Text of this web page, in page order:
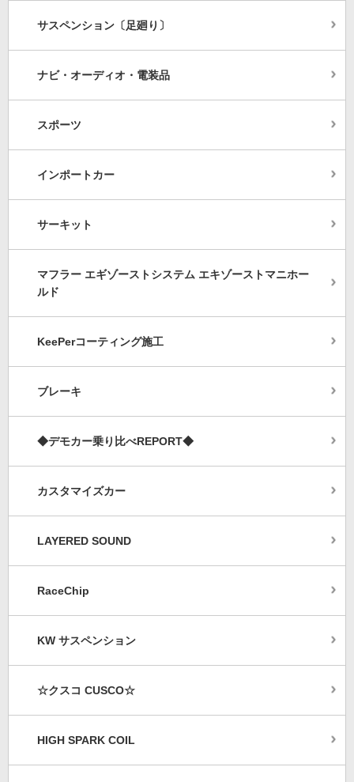
サスペンション〔足廻り〕
ナビ・オーディオ・電装品
スポーツ
インポートカー
サーキット
マフラー エギゾーストシステム エキゾーストマニホー
ルド
KeePerコーティング施工
ブレーキ
◆デモカー乗り比べREPORT◆
カスタマイズカー
LAYERED SOUND
RaceChip
KW サスペンション
☆クスコ CUSCO☆
HIGH SPARK COIL